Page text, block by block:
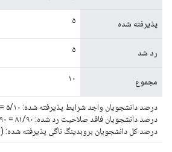
پذیرفته شده ۵
رد شد ۵
مجموع ۱۰
درصد دانشجویان واجد شرایط پذیرفته شده: ۵/۱۰ = ۵۰٪
درصد دانشجویان فاقد صلاحیت رد شده: ۸۱/۹۰ = ۹۰٪
درصد کل دانشجویان بروبدینگ ناگی پذیرفته شده: (5+9)/100 = 14%